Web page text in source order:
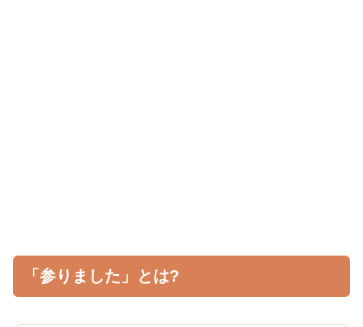
「参りました」とは?